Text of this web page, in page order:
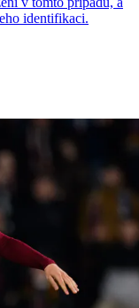
identifikaci.